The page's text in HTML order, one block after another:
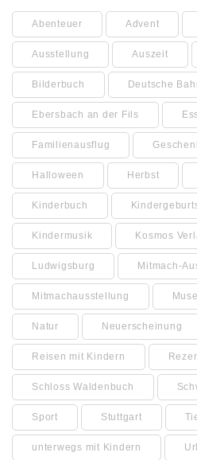
Abenteuer Advent
Ausstellung Auszeit
Bilderbuch Deutsche
Ebersbach an der Fils
Familienausflug
Halloween Herbst
Kinderbuch
Kindermusik Kosmos
Ludwigsburg Mitmach-
Mitmachausstellung
Natur Neuerscheinung
Reisen mit Kindern
Schloss Waldenbuch
Sport Stuttgart
unterwegs mit Kindern